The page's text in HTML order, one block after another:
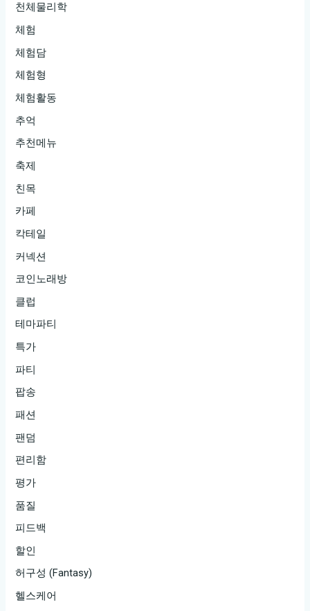
천체물리학
체험
체험담
체험형
체험활동
추억
추천메뉴
축제
친목
카페
칵테일
커넥션
코인노래방
클럽
테마파티
특가
파티
팝송
패션
팬덤
편리함
평가
품질
피드백
할인
허구성 (Fantasy)
헬스케어